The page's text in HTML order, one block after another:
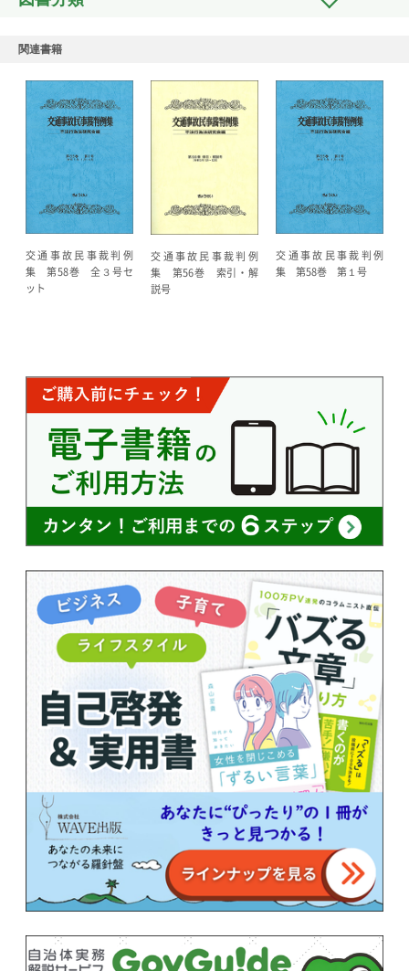
関連書籍
交通事故民事裁判例
集 第58巻 全３号セ
ット
交通事故民事裁判例
集 第56巻 索引・解
説号
交通事故民事裁判例
集 第58巻 第１号